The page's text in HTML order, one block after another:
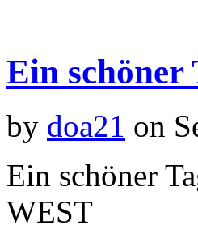
Ein schöner
by doa21 on
Ein schöner
WEST